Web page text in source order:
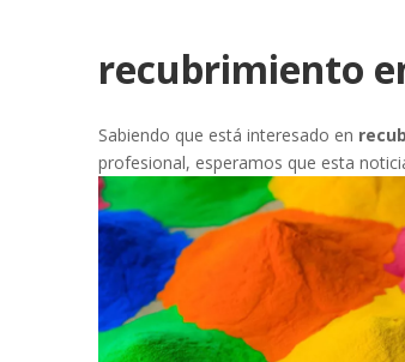
recubrimiento
Sabiendo que está interesado en
profesional, esperamos que esta